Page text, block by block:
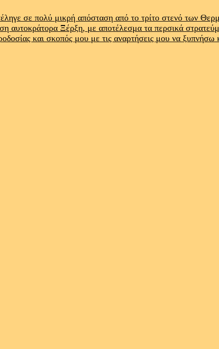
σε πολύ μικρή απόσταση από το τρίτο στενό των
αυτοκράτορα Ξέρξη, με αποτέλεσμα τα περσικά
και σκοπός μου με τις αναρτήσεις μου να